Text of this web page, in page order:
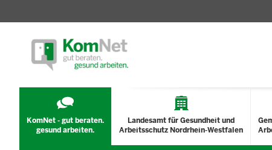
KomNet - gut beraten.
gesund arbeiten.
Landesamt für Gesundheit und
Arbeitsschutz Nordrhein-Westfalen